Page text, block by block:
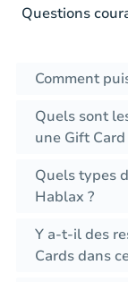
Questions
Comment
Quels sont
une Gift Card
Quels types
Hablax ?
Y a-t-il des
Cards dans